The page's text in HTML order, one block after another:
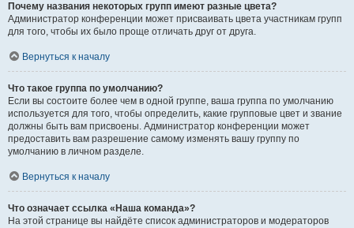
Почему названия некоторых групп имеют разные цвета?
Администратор конференции может присваивать цвета участникам групп
для того, чтобы их было проще отличать друг от друга.
Вернуться к началу
Что такое группа по умолчанию?
Если вы состоите более чем в одной группе, ваша группа по умолчанию
используется для того, чтобы определить, какие групповые цвет и звание
должны быть вам присвоены. Администратор конференции может
предоставить вам разрешение самому изменять вашу группу по
умолчанию в личном разделе.
Вернуться к началу
Что означает ссылка «Наша команда»?
На этой странице вы найдёте список администраторов и модераторов